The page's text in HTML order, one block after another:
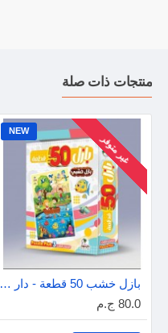
منتجات ذات صلة
NEW
غير متوفر
بازل خشب 50 قطعة - دار عمار
80.0 ج.م